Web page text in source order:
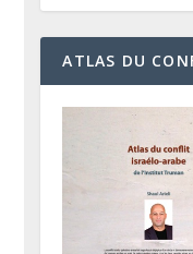
ATLAS DU